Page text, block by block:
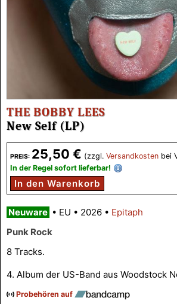
PREIS: 25,50 € (zzgl. Versandkosten bei
In der Regel sofort lieferbar!
In den Warenkorb
THE BOBBY LEES
New Self (LP)
Neuware • EU • 2026 • Epitaph
Punk Rock
8 Tracks.
4. Album der US-Band aus Woodstock
Probehören auf